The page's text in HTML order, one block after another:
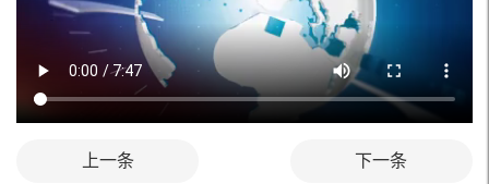
上一条 下一条